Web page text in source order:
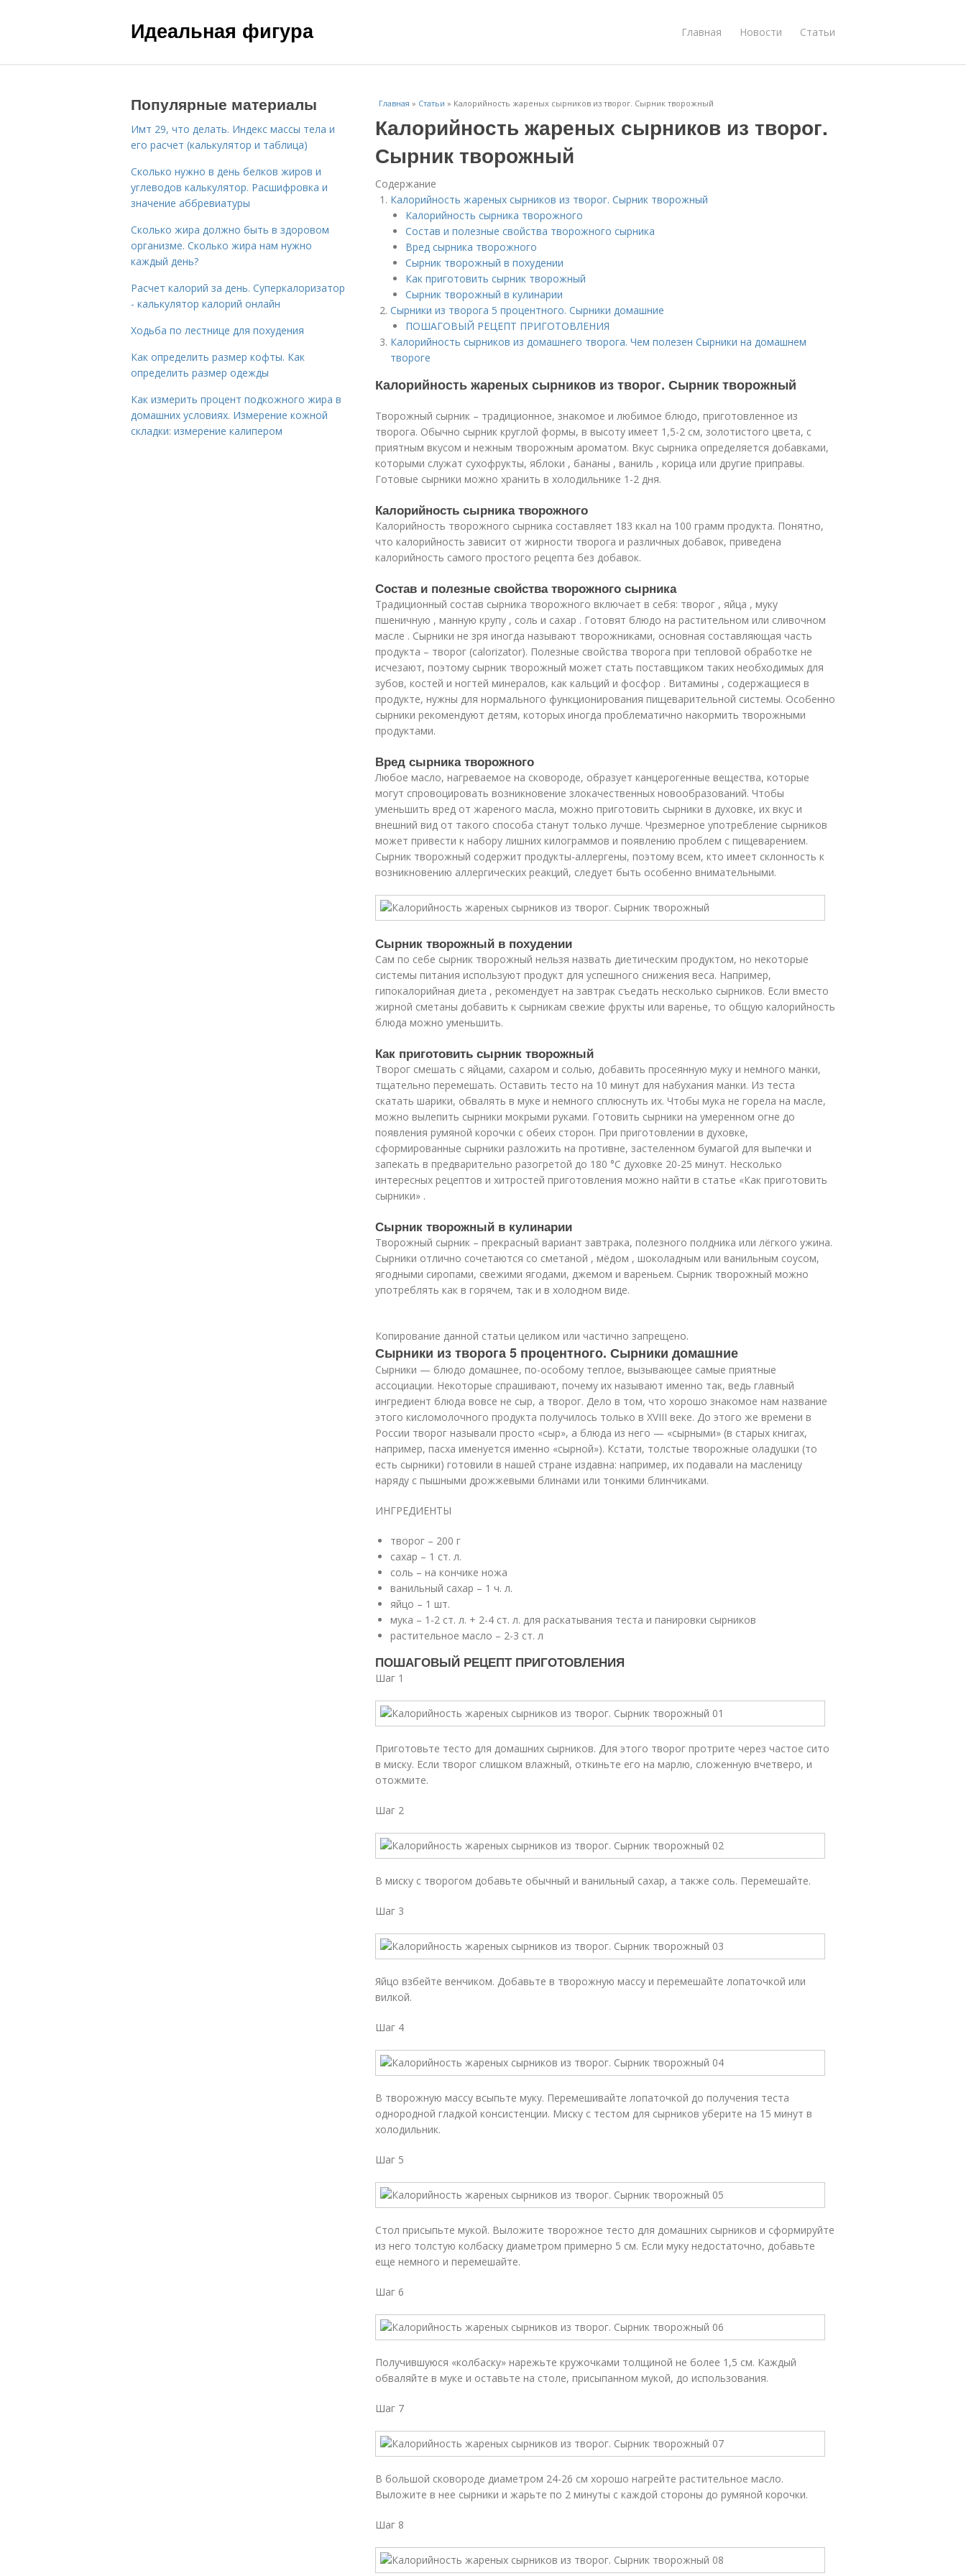
Идеальная фигура Главная Новости Статьи
Главная » Статьи » Калорийность жареных сырников из творог. Сырник творожный
Калорийность жареных сырников из творог.
Сырник творожный
Содержание
Калорийность жареных сырников из творог. Сырник творожный
Калорийность сырника творожного
Состав и полезные свойства творожного сырника
Вред сырника творожного
Сырник творожный в похудении
Как приготовить сырник творожный
Сырник творожный в кулинарии
Сырники из творога 5 процентного. Сырники домашние
ПОШАГОВЫЙ РЕЦЕПТ ПРИГОТОВЛЕНИЯ
Калорийность сырников из домашнего творога. Чем полезен Сырники на домашнем
твороге
Калорийность жареных сырников из творог. Сырник творожный
Творожный сырник – традиционное, знакомое и любимое блюдо, приготовленное из
творога. Обычно сырник круглой формы, в высоту имеет 1,5-2 см, золотистого цвета, с
приятным вкусом и нежным творожным ароматом. Вкус сырника определяется добавками,
которыми служат сухофрукты, яблоки , бананы , ваниль , корица или другие приправы.
Готовые сырники можно хранить в холодильнике 1-2 дня.
Калорийность сырника творожного
Калорийность творожного сырника составляет 183 ккал на 100 грамм продукта. Понятно,
что калорийность зависит от жирности творога и различных добавок, приведена
калорийность самого простого рецепта без добавок.
Состав и полезные свойства творожного сырника
Традиционный состав сырника творожного включает в себя: творог , яйца , муку
пшеничную , манную крупу , соль и сахар . Готовят блюдо на растительном или сливочном
масле . Сырники не зря иногда называют творожниками, основная составляющая часть
продукта – творог (calorizator). Полезные свойства творога при тепловой обработке не
исчезают, поэтому сырник творожный может стать поставщиком таких необходимых для
зубов, костей и ногтей минералов, как кальций и фосфор . Витамины , содержащиеся в
продукте, нужны для нормального функционирования пищеварительной системы. Особенно
сырники рекомендуют детям, которых иногда проблематично накормить творожными
продуктами.
Вред сырника творожного
Любое масло, нагреваемое на сковороде, образует канцерогенные вещества, которые
могут спровоцировать возникновение злокачественных новообразований. Чтобы
уменьшить вред от жареного масла, можно приготовить сырники в духовке, их вкус и
внешний вид от такого способа станут только лучше. Чрезмерное употребление сырников
может привести к набору лишних килограммов и появлению проблем с пищеварением.
Сырник творожный содержит продукты-аллергены, поэтому всем, кто имеет склонность к
возникновению аллергических реакций, следует быть особенно внимательными.
Сырник творожный в похудении
Сам по себе сырник творожный нельзя назвать диетическим продуктом, но некоторые
системы питания используют продукт для успешного снижения веса. Например,
гипокалорийная диета , рекомендует на завтрак съедать несколько сырников. Если вместо
жирной сметаны добавить к сырникам свежие фрукты или варенье, то общую калорийность
блюда можно уменьшить.
Как приготовить сырник творожный
Творог смешать с яйцами, сахаром и солью, добавить просеянную муку и немного манки,
тщательно перемешать. Оставить тесто на 10 минут для набухания манки. Из теста
скатать шарики, обвалять в муке и немного сплюснуть их. Чтобы мука не горела на масле,
можно вылепить сырники мокрыми руками. Готовить сырники на умеренном огне до
появления румяной корочки с обеих сторон. При приготовлении в духовке,
сформированные сырники разложить на противне, застеленном бумагой для выпечки и
запекать в предварительно разогретой до 180 °С духовке 20-25 минут. Несколько
интересных рецептов и хитростей приготовления можно найти в статье «Как приготовить
сырники» .
Сырник творожный в кулинарии
Творожный сырник – прекрасный вариант завтрака, полезного полдника или лёгкого ужина.
Сырники отлично сочетаются со сметаной , мёдом , шоколадным или ванильным соусом,
ягодными сиропами, свежими ягодами, джемом и вареньем. Сырник творожный можно
употреблять как в горячем, так и в холодном виде.
Копирование данной статьи целиком или частично запрещено.
Сырники из творога 5 процентного. Сырники домашние
Сырники — блюдо домашнее, по-особому теплое, вызывающее самые приятные
ассоциации. Некоторые спрашивают, почему их называют именно так, ведь главный
ингредиент блюда вовсе не сыр, а творог. Дело в том, что хорошо знакомое нам название
этого кисломолочного продукта получилось только в XVIII веке. До этого же времени в
России творог называли просто «сыр», а блюда из него — «сырными» (в старых книгах,
например, пасха именуется именно «сырной»). Кстати, толстые творожные оладушки (то
есть сырники) готовили в нашей стране издавна: например, их подавали на масленицу
наряду с пышными дрожжевыми блинами или тонкими блинчиками.
ИНГРЕДИЕНТЫ
творог – 200 г
сахар – 1 ст. л.
соль – на кончике ножа
ванильный сахар – 1 ч. л.
яйцо – 1 шт.
мука – 1-2 ст. л. + 2-4 ст. л. для раскатывания теста и панировки сырников
растительное масло – 2-3 ст. л
ПОШАГОВЫЙ РЕЦЕПТ ПРИГОТОВЛЕНИЯ
Шаг 1
Приготовьте тесто для домашних сырников. Для этого творог протрите через частое сито
в миску. Если творог слишком влажный, откиньте его на марлю, сложенную вчетверо, и
отожмите.
Шаг 2
В миску с творогом добавьте обычный и ванильный сахар, а также соль. Перемешайте.
Шаг 3
Яйцо взбейте венчиком. Добавьте в творожную массу и перемешайте лопаточкой или
вилкой.
Шаг 4
В творожную массу всыпьте муку. Перемешивайте лопаточкой до получения теста
однородной гладкой консистенции. Миску с тестом для сырников уберите на 15 минут в
холодильник.
Шаг 5
Стол присыпьте мукой. Выложите творожное тесто для домашних сырников и сформируйте
из него толстую колбаску диаметром примерно 5 см. Если муку недостаточно, добавьте
еще немного и перемешайте.
Шаг 6
Получившуюся «колбаску» нарежьте кружочками толщиной не более 1,5 см. Каждый
обваляйте в муке и оставьте на столе, присыпанном мукой, до использования.
Шаг 7
В большой сковороде диаметром 24-26 см хорошо нагрейте растительное масло.
Выложите в нее сырники и жарьте по 2 минуты с каждой стороны до румяной корочки.
Шаг 8
Популярные материалы
Имт 29, что делать. Индекс массы тела и
его расчет (калькулятор и таблица)
Сколько нужно в день белков жиров и
углеводов калькулятор. Расшифровка и
значение аббревиатуры
Сколько жира должно быть в здоровом
организме. Сколько жира нам нужно
каждый день?
Расчет калорий за день. Суперкалоризатор
- калькулятор калорий онлайн
Ходьба по лестнице для похудения
Как определить размер кофты. Как
определить размер одежды
Как измерить процент подкожного жира в
домашних условиях. Измерение кожной
складки: измерение калипером